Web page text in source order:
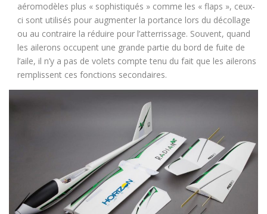
aéromodèles plus « sophistiqués » comme les « flaps », ceux-
ci sont utilisés pour augmenter la portance lors du décollage
ou au contraire la réduire pour l’atterrissage. Souvent, quand
les ailerons occupent une grande partie du bord de fuite de
l’aile, il n’y a pas de volets compte tenu du fait que les ailerons
remplissent ces fonctions secondaires.